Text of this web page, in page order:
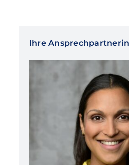
Ihre Ansprechpartnerin